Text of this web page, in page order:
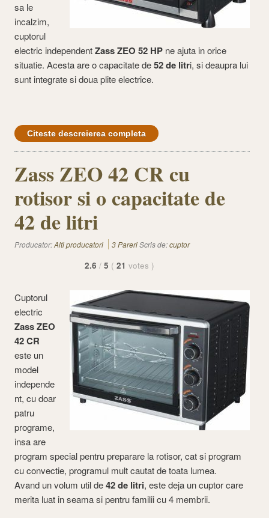
sa le
incalzim,
cuptorul
electric independentZass ZEO 52 HP ne ajuta in orice
situatie. Acesta are o capacitate de52 de litri, si deaupra lui
sunt integrate si doua plite electrice.
Citeste descreierea completa
Zass ZEO 42 CR cu
rotisor si o capacitate de
42 de litri
Producator:Alti producatori 3 PareriScris de:cuptor
2.6 / 5 ( 21 votes )
Cuptorul
electric
Zass ZEO
42 CR
este un
model
independe
nt, cu doar
patru
programe,
insa are
program special pentru preparare la rotisor, cat si program
cu convectie, programul mult cautat de toata lumea.
Avand un volum util de42 de litri, este deja un cuptor care
merita luat in seama si pentru familii cu 4 membrii.